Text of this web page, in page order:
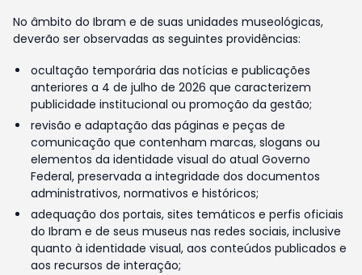
No âmbito do Ibram e de suas unidades museológicas,
deverão ser observadas as seguintes providências:
ocultação temporária das notícias e publicações
anteriores a 4 de julho de 2026 que caracterizem
publicidade institucional ou promoção da gestão;
revisão e adaptação das páginas e peças de
comunicação que contenham marcas, slogans ou
elementos da identidade visual do atual Governo
Federal, preservada a integridade dos documentos
administrativos, normativos e históricos;
adequação dos portais, sites temáticos e perfis oficiais
do Ibram e de seus museus nas redes sociais, inclusive
quanto à identidade visual, aos conteúdos publicados e
aos recursos de interação;